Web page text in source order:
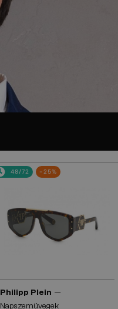
48/72 -25%
Philipp Plein —
Napszemüvegek